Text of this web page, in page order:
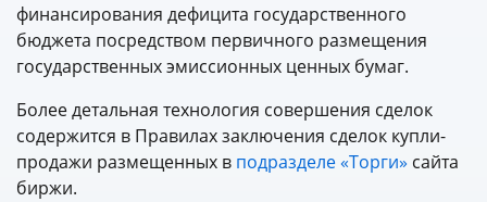
финансирования дефицита государственного
бюджета посредством первичного размещения
государственных эмиссионных ценных бумаг.
Более детальная технология совершения сделок
содержится в Правилах заключения сделок купли-
продажи размещенных в подразделе «Торги» сайта
биржи.